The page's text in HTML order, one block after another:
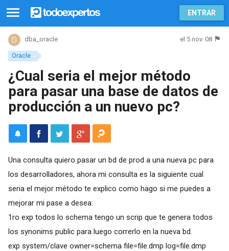
ENTRAR
Oracle
dba_oracle el 5 nov. 08
¿Cual seria el mejor método
para pasar una base de datos de
producción a un nuevo pc?
Una consulta quiero pasar un bd de prod a una nueva pc para
los desarrolladores, ahora mi consulta es la siguiente cual
seria el mejor método te explico como hago si me puedes a
mejorar mi pase a desea:
1ro exp todos lo schema tengo un scrip que te genera todos
los synonims public para luego correrlo en la nueva bd.
exp system/clave owner=schema file=file.dmp log=file.dmp